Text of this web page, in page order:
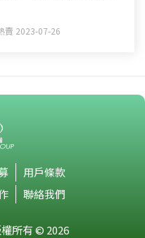
賣 2023-07-26
用戶條款
聯絡我們
所有 © 2026